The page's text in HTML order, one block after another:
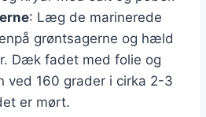
: Læg de marinerede
grøntsagerne og hæld
Dæk fadet med folie og
ved 160 grader i cirka 2-3
er mørt.